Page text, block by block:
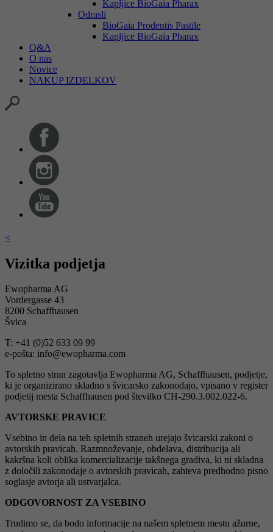
Kapljice BioGaia Pharax
Odrasli
BioGaia Prodentis Pastile
Kapljice BioGaia Pharax
Q&A
O nas
Novice
NAKUP IZDELKOV
<
Vizitka podjetja
Ewopharma AG
Vordergasse 43
8200 Schaffhausen
Švica
T: +41 (0)52 633 09 99
e-pošta: info@ewopharma.com
To spletno stran zagotavlja Ewopharma AG, Schaffhausen, podjetje,
ki je organizirano skladno s švicarsko zakonodajo, vpisano v register
podjetij mesta Schaffhausen pod številko CH-290.3.002.022-6.
AVTORSKE PRAVICE
Vsebino in dela na teh spletnih straneh urejajo švicarski zakoni o
avtorskih pravicah. Razmnoževanje, obdelava, distribucija ali
kakršna koli oblika komercializacije takšnega gradiva, ki ni skladna
z določili zakonodaje o avtorskih pravicah, zahteva predhodno pisno
soglasje avtorja ali ustvarjalca.
ODGOVORNOST ZA VSEBINO
Trudimo se, da bodo informacije na našem spletnem mestu ažurne,